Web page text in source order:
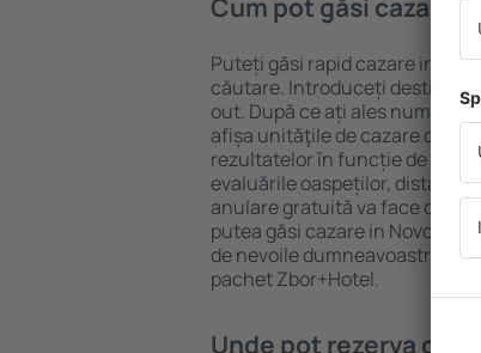
Cum pot găsi cazare
Puteți găsi rapid cazare in
căutare. Introduceți destinația
out. După ce ați ales numărul
afișa unităţile de cazare
rezultatelor în funcție de tipul
evaluările oaspeților, distanța
anulare gratuită va face
putea găsi cazare in
de nevoile dumneavoastră,
pachet Zbor+Hotel.
Unde pot rezerva